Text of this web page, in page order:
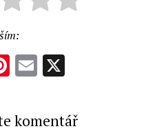
Pinterest
Email
X
komentář